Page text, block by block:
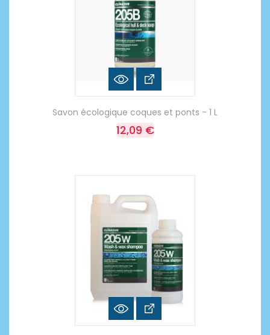
Savon écologique coques et ponts - 1 L
12,09 €